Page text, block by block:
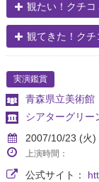
観たい！クチコ
観てきた！クチ
実演鑑賞
青森県立美術館
シアターグリー
2007/10/23 (火
上演時間：
公式サイト：